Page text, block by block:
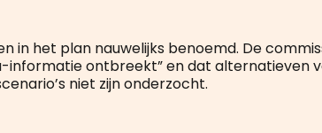
in het plan nauwelijks benoemd. De
informatie ontbreekt” en dat alternatieven
niet zijn onderzocht.